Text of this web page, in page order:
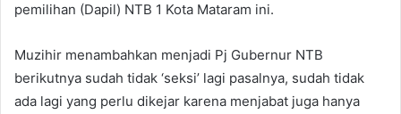
pemilihan (Dapil) NTB 1 Kota Mataram ini.
Muzihir menambahkan menjadi Pj Gubernur NTB
berikutnya sudah tidak ‘seksi’ lagi pasalnya, sudah tidak
ada lagi yang perlu dikejar karena menjabat juga hanya